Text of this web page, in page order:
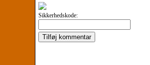
Sikkerhedskode: